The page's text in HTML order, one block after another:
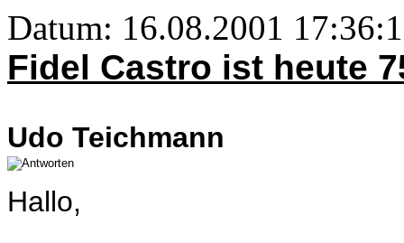
Datum: 16.08.2001
Fidel Castro ist heute
Udo Teichmann
Hallo,